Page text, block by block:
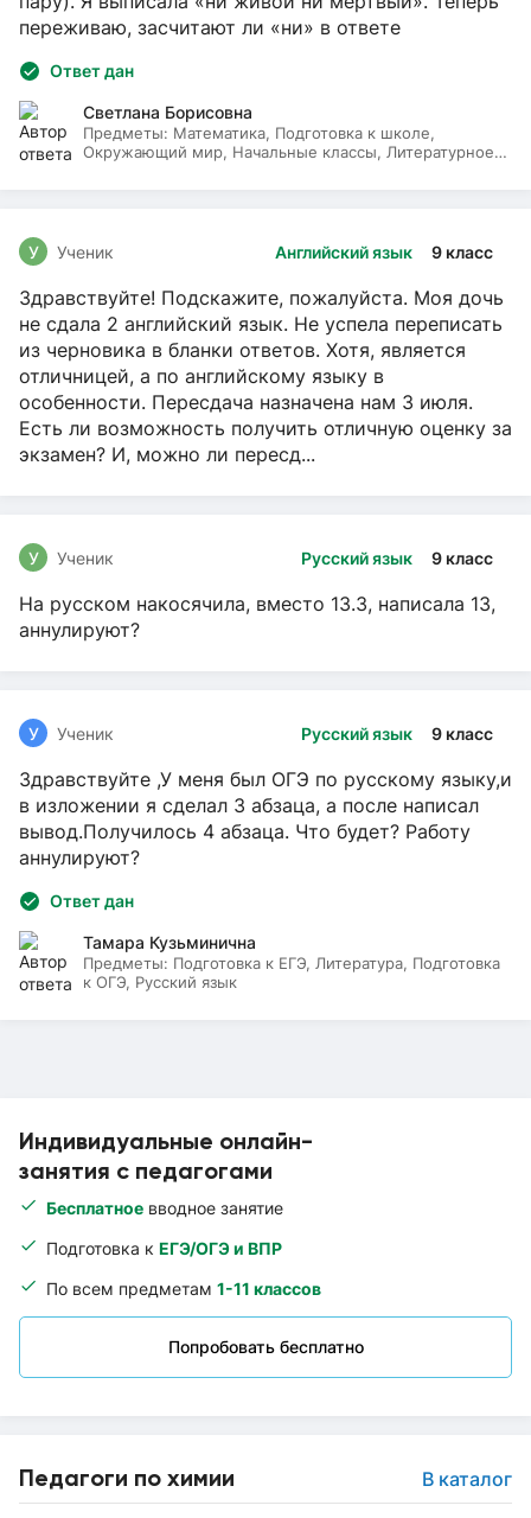
Индивидуальные онлайн-
занятия с педагогами
Бесплатное вводное занятие
Подготовка к ЕГЭ/ОГЭ и ВПР
По всем предметам 1-11 классов
Попробовать бесплатно
Педагоги по химии В каталог
переживаю, засчитают ли «ни» в ответе
Ответ дан
Светлана Борисовна
Предметы: Математика, Подготовка к школе,
Окружающий мир, Начальные классы, Литературное
Английский язык 9 класс
У Ученик
Здравствуйте! Подскажите, пожалуйста. Моя дочь
не сдала 2 английский язык. Не успела переписать
из черновика в бланки ответов. Хотя, является
отличницей, а по английскому языку в
особенности. Пересдача назначена нам 3 июля.
Есть ли возможность получить отличную оценку за
экзамен? И, можно ли пересд...
Русский язык 9 класс
У Ученик
На русском накосячила, вместо 13.3, написала 13,
аннулируют?
Русский язык 9 класс
У Ученик
Здравствуйте ,У меня был ОГЭ по русскому языку,и
в изложении я сделал 3 абзаца, а после написал
вывод.Получилось 4 абзаца. Что будет? Работу
аннулируют?
Ответ дан
Тамара Кузьминична
Предметы: Подготовка к ЕГЭ, Литература, Подготовка
к ОГЭ, Русский язык